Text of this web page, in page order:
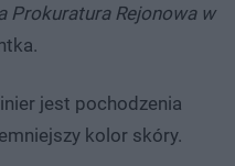
Prokuratura Rejonowa w
jest pochodzenia
kolor skóry.